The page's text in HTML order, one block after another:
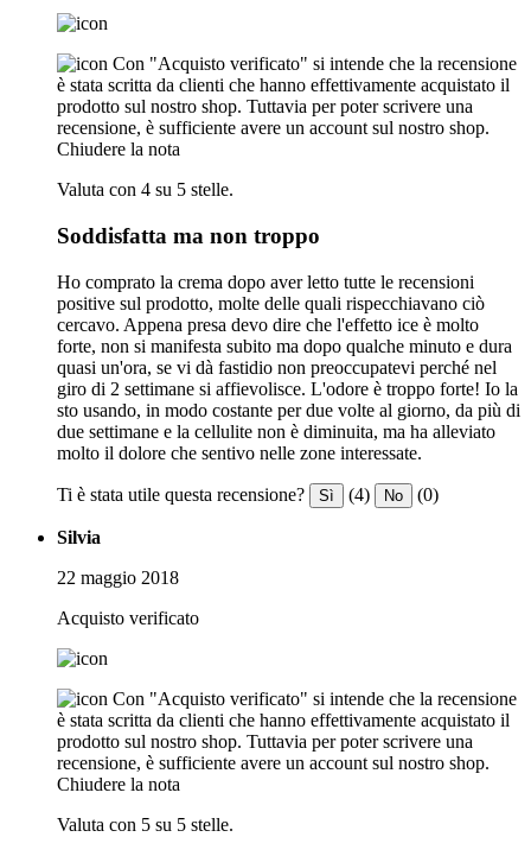
Con "Acquisto verificato" si intende che la recensione
è stata scritta da clienti che hanno effettivamente acquistato il
prodotto sul nostro shop. Tuttavia per poter scrivere una
recensione, è sufficiente avere un account sul nostro shop.
Chiudere la nota
Valuta con 4 su 5 stelle.
Soddisfatta ma non troppo
Ho comprato la crema dopo aver letto tutte le recensioni
positive sul prodotto, molte delle quali rispecchiavano ciò
cercavo. Appena presa devo dire che l'effetto ice è molto
forte, non si manifesta subito ma dopo qualche minuto e dura
quasi un'ora, se vi dà fastidio non preoccupatevi perché nel
giro di 2 settimane si affievolisce. L'odore è troppo forte! Io la
sto usando, in modo costante per due volte al giorno, da più di
due settimane e la cellulite non è diminuita, ma ha alleviato
molto il dolore che sentivo nelle zone interessate.
Ti è stata utile questa recensione? Sì (4) No (0)
Silvia
22 maggio 2018
Acquisto verificato
Con "Acquisto verificato" si intende che la recensione
è stata scritta da clienti che hanno effettivamente acquistato il
prodotto sul nostro shop. Tuttavia per poter scrivere una
recensione, è sufficiente avere un account sul nostro shop.
Chiudere la nota
Valuta con 5 su 5 stelle.